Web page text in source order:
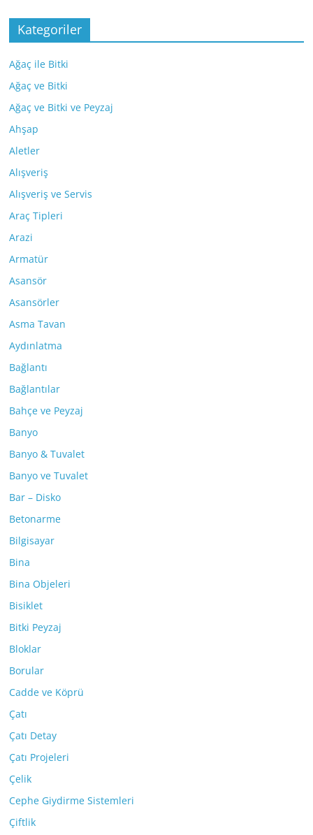
Kategoriler
Ağaç ile Bitki
Ağaç ve Bitki
Ağaç ve Bitki ve Peyzaj
Ahşap
Aletler
Alışveriş
Alışveriş ve Servis
Araç Tipleri
Arazi
Armatür
Asansör
Asansörler
Asma Tavan
Aydınlatma
Bağlantı
Bağlantılar
Bahçe ve Peyzaj
Banyo
Banyo & Tuvalet
Banyo ve Tuvalet
Bar – Disko
Betonarme
Bilgisayar
Bina
Bina Objeleri
Bisiklet
Bitki Peyzaj
Bloklar
Borular
Cadde ve Köprü
Çatı
Çatı Detay
Çatı Projeleri
Çelik
Cephe Giydirme Sistemleri
Çiftlik